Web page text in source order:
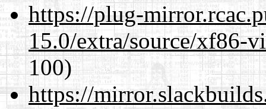
https://plug-
15.0/extra/source/xf86-
100)
https://